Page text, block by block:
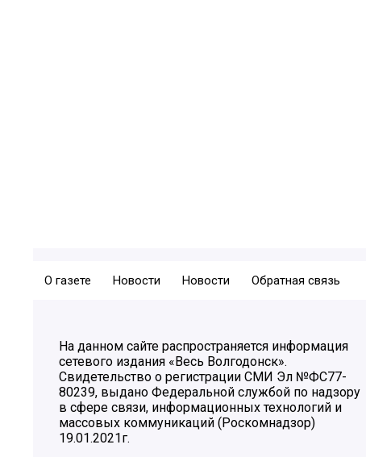
О газете Новости Новости Обратная связь
На данном сайте распространяется информация
сетевого издания «Весь Волгодонск».
Свидетельство о регистрации СМИ Эл №ФС77-
80239, выдано Федеральной службой по надзору
в сфере связи, информационных технологий и
массовых коммуникаций (Роскомнадзор)
19.01.2021г.